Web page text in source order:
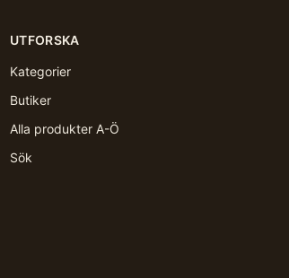
UTFORSKA
Kategorier
Butiker
Alla produkter A-Ö
Sök